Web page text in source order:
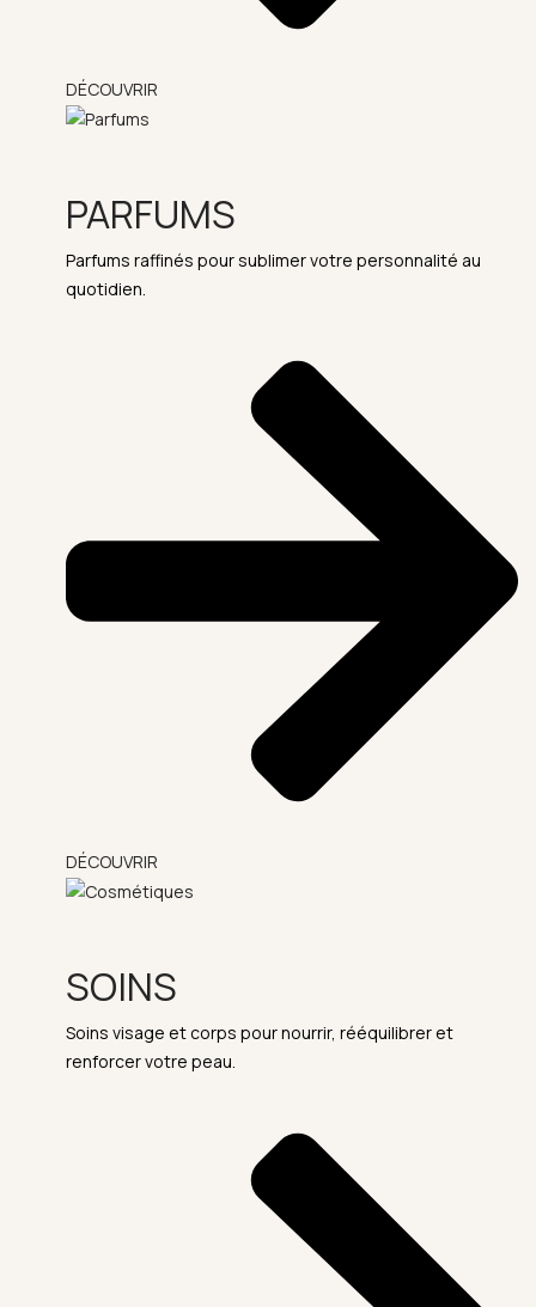
DÉCOUVRIR
PARFUMS
Parfums raffinés pour sublimer votre personnalité au
quotidien.
DÉCOUVRIR
SOINS
Soins visage et corps pour nourrir, rééquilibrer et
renforcer votre peau.